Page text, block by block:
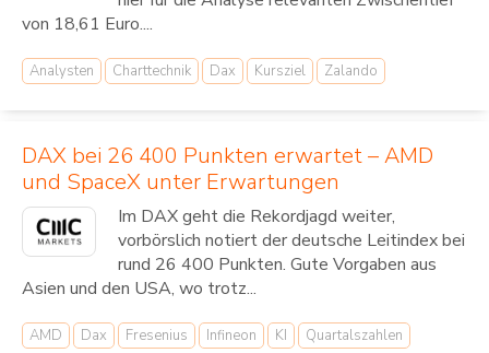
von 18,61 Euro....
Analysten Charttechnik Dax Kursziel Zalando
DAX bei 26 400 Punkten erwartet – AMD
und SpaceX unter Erwartungen
Im DAX geht die Rekordjagd weiter,
vorbörslich notiert der deutsche Leitindex bei
rund 26 400 Punkten. Gute Vorgaben aus
Asien und den USA, wo trotz...
AMD Dax Fresenius Infineon KI Quartalszahlen